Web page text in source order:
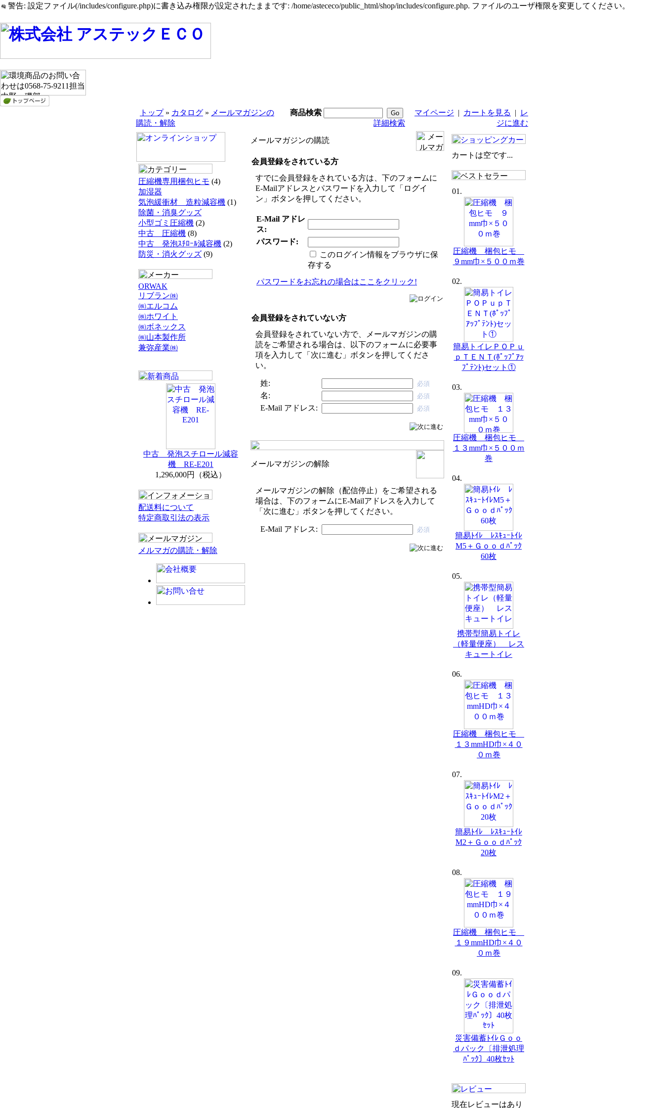
警告: 設定ファイル(/includes/configure.php)に書き込み権限が設定されたままです: /home/astececo/public_html/shop/includes/configure.php. ファイルのユーザ権限を変更してください。
トップ» カタログ » メールマガジンの
購読・解除
商品検索
詳細検索
マイページ | カートを見る |
レ
ジに進む
圧縮機専用梱包ヒモ (4)
加湿器
気泡緩衝材 造粒減容機 (1)
除菌・消臭グッズ
小型ゴミ圧縮機 (2)
中古 圧縮機 (8)
中古 発泡ｽﾁﾛｰﾙ減容機 (2)
防災・消火グッズ (9)
ORWAK
リブラン㈱
㈱エルコム
㈱ホワイト
㈱ボネックス
㈱山本製作所
兼弥産業㈱
中古 発泡スチロール減容
機 RE-E201
1,296,000円（税込）
配送料について
特定商取引法の表示
メルマガの購読・解除
メールマガジンの購読
会員登録をされている方
すでに会員登録をされている方は、下のフォームに
E-Mailアドレスとパスワードを入力して「ログイ
ン」ボタンを押してください。
E-Mail アドレ
ス:
パスワード:
このログイン情報をブラウザに保
存する
パスワードをお忘れの場合はここをクリック!
会員登録をされていない方
会員登録をされていない方で、メールマガジンの購
読をご希望される場合は、以下のフォームに必要事
項を入力して「次に進む」ボタンを押してくださ
い。
姓: 必須
名: 必須
E-Mail アドレス: 必須
メールマガジンの解除
メールマガジンの解除（配信停止）をご希望される
場合は、下のフォームにE-Mailアドレスを入力して
「次に進む」ボタンを押してください。
E-Mail アドレス: 必須
カートは空です...
01.
圧縮機 梱包ヒモ
９mm巾×５００ｍ巻
02.
簡易トイレＰＯＰｕ
ｐＴＥＮＴ(ﾎﾟｯﾌﾟｱｯ
ﾌﾟﾃﾝﾄ)セット①
03.
圧縮機 梱包ヒモ
１３mm巾×５００ｍ
巻
04.
簡易ﾄｲﾚ ﾚｽｷｭｰﾄｲﾚ
M5＋Ｇｏｏｄﾊﾟｯｸ
60枚
05.
携帯型簡易トイレ
（軽量便座） レス
キュートイレ
06.
圧縮機 梱包ヒモ
１３mmHD巾×４０
０ｍ巻
07.
簡易ﾄｲﾚ ﾚｽｷｭｰﾄｲﾚ
M2＋Ｇｏｏｄﾊﾟｯｸ
20枚
08.
圧縮機 梱包ヒモ
１９mmHD巾×４０
０ｍ巻
09.
災害備蓄ﾄｲﾚＧｏｏ
ｄパック〔排泄処理
ﾊﾟｯｸ〕40枚ｾｯﾄ
現在レビューはあり